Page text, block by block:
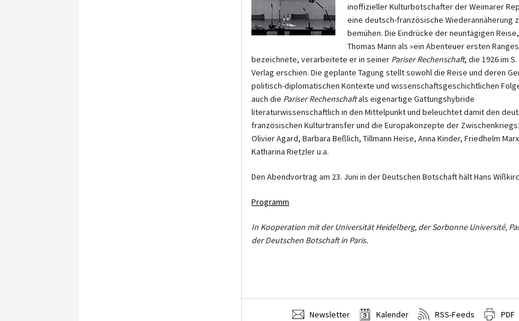
inoffizieller Kulturbotschafter der Weimarer
eine deutsch-französische Wiederannäherung
bemühen. Die Eindrücke der neuntägigen
Thomas Mann als »ein Abenteuer ersten
bezeichnete, verarbeitete er in seiner Pariser Rechenschaft, die 1926 im
Verlag erschien. Die geplante Tagung stellt sowohl die Reise und deren
politisch-diplomatischen Kontexte und wissenschaftsgeschichtlichen
auch die Pariser Rechenschaftals eigenartige Gattungshybride
literaturwissenschaftlich in den Mittelpunkt und beleuchtet damit den
französischen Kulturtransfer und die Europakonzepte der
Olivier Agard, Barbara Beßlich, Tillmann Heise, Anna Kinder, Friedhelm
Katharina Rietzler u.a.
Den Abendvortrag am 23. Juni in der Deutschen Botschaft hält Hans
Programm
In Kooperation mit der Universität Heidelberg, der Sorbonne Université,
der Deutschen Botschaft in Paris.
Newsletter Kalender RSS-Feeds PDF